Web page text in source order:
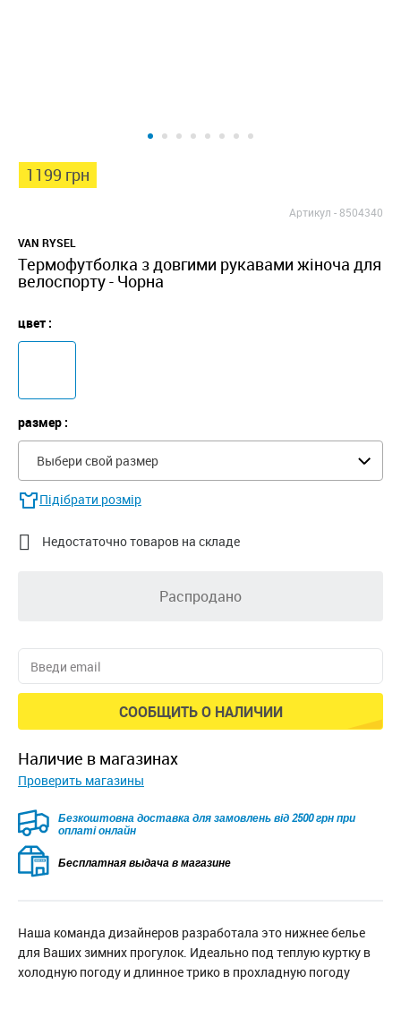
1199 грн
Артикул -8504340
VAN RYSEL
Термофутболка з довгими рукавами жіноча для
велоспорту - Чорна
цвет :
размер :
Выбери свой размер
Підібрати розмір
 Недостаточно товаров на складе
Распродано
СООБЩИТЬ О НАЛИЧИИ
наличие в магазинах
Проверить магазины
Безкоштовна доставка для замовлень від 2500 грн при
оплаті онлайн
Бесплатная выдача в магазине
Наша команда дизайнеров разработала это нижнее белье
для Ваших зимних прогулок. Идеально под теплую куртку в
холодную погоду и длинное трико в прохладную погоду